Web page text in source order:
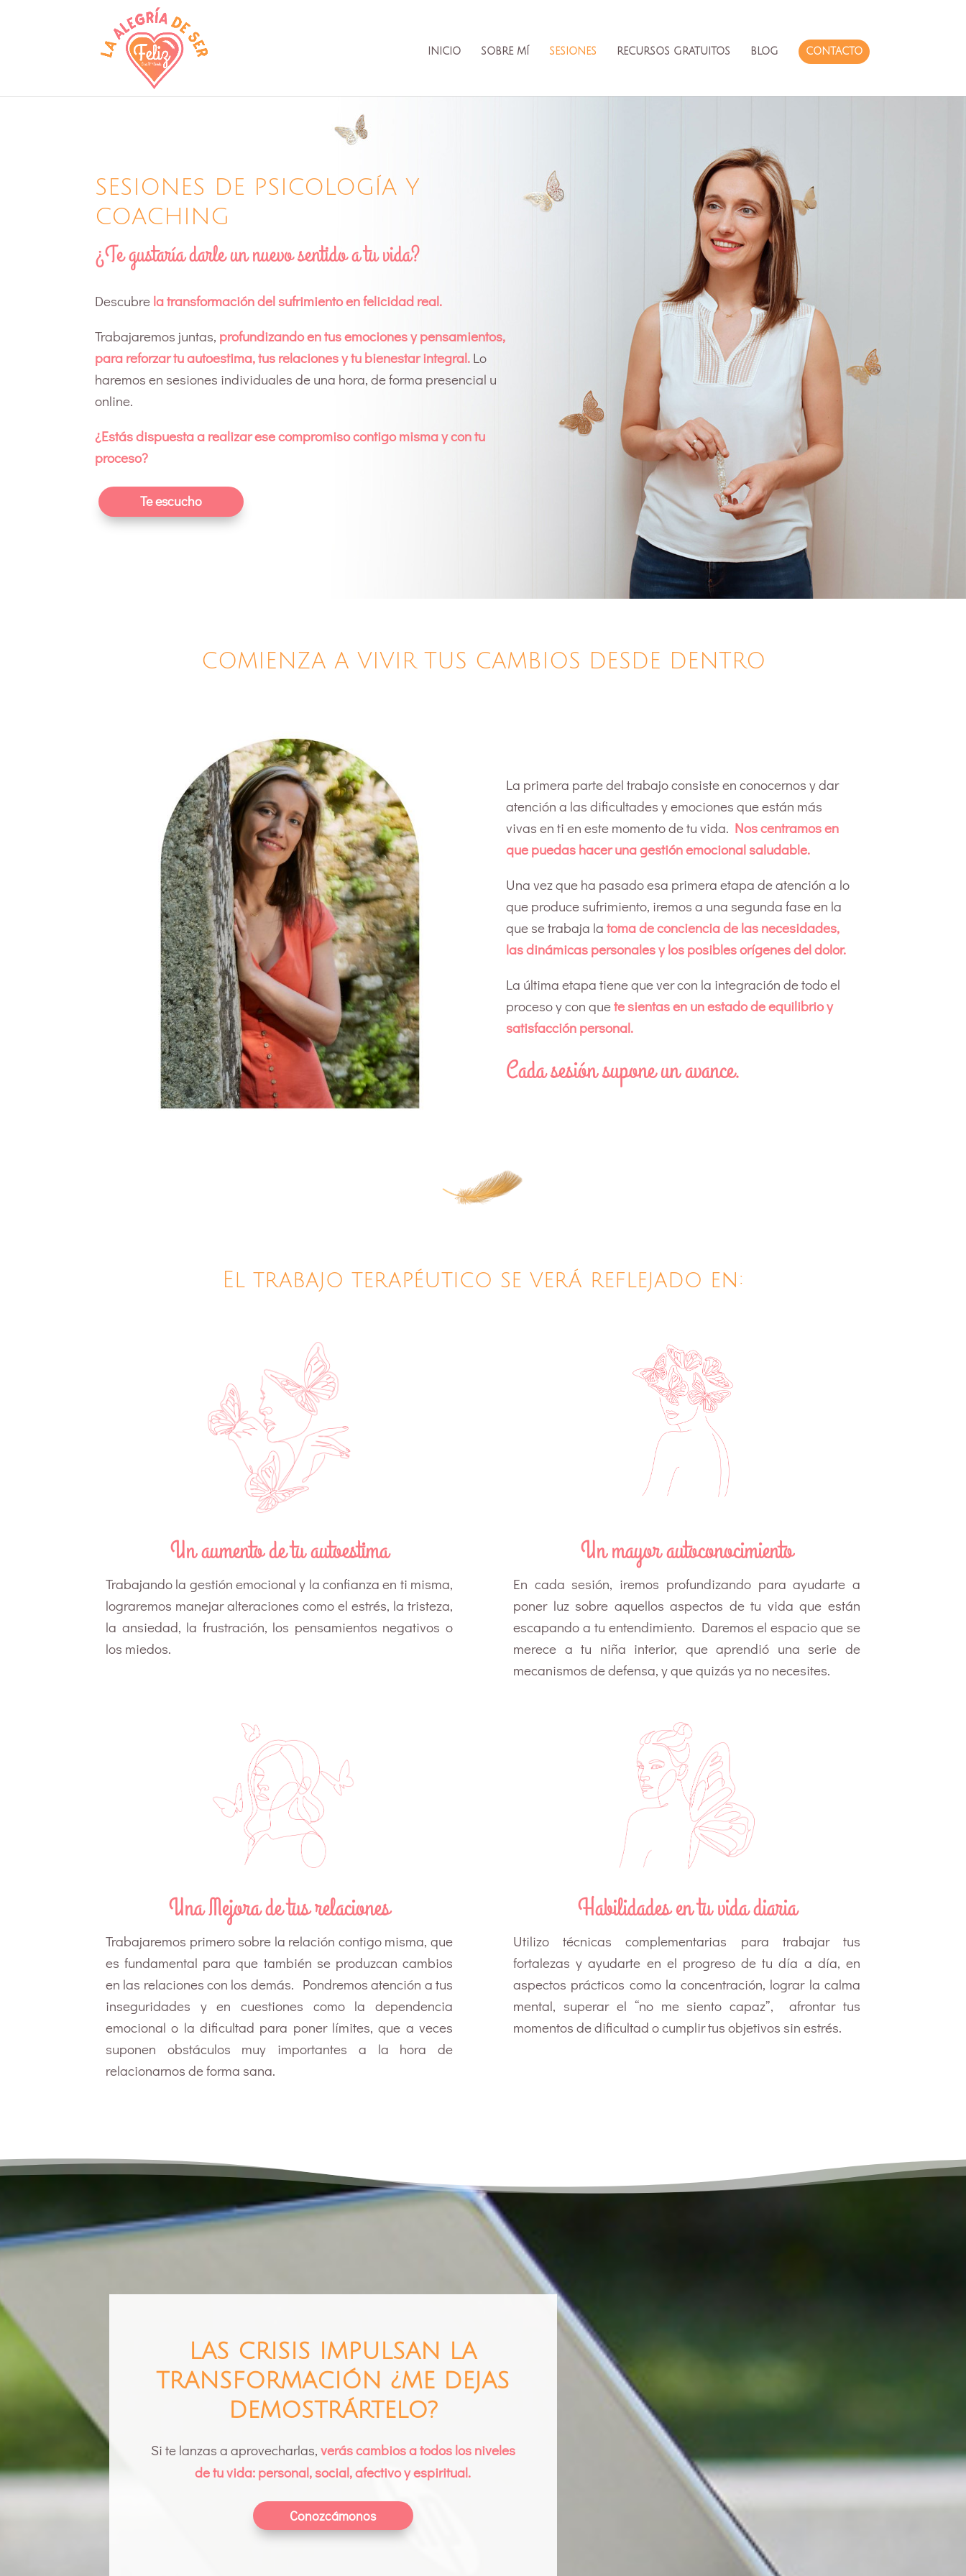
INICIO SOBRE MÍ SESIONES RECURSOS GRATUITOS BLOG CONTACTO
SESIONES DE PSICOLOGÍA Y
COACHING
¿Te gustaría darle un nuevo sentido a tu vida?
Descubre la transformación del sufrimiento en felicidad real.
Trabajaremos juntas, profundizando en tus emociones y pensamientos,
para reforzar tu autoestima, tus relaciones y tu bienestar integral. Lo
haremos en sesiones individuales de una hora, de forma presencial u
online.
¿Estás dispuesta a realizar ese compromiso contigo misma y con tu
proceso?
Te escucho
COMIENZA A VIVIR TUS CAMBIOS DESDE DENTRO
La primera parte del trabajo consiste en conocernos y dar
atención a las dificultades y emociones que están más
vivas en ti en este momento de tu vida. Nos centramos en
que puedas hacer una gestión emocional saludable.
Una vez que ha pasado esa primera etapa de atención a lo
que produce sufrimiento, iremos a una segunda fase en la
que se trabaja latoma de conciencia de las necesidades,
las dinámicas personales y los posibles orígenes del dolor.
La última etapa tiene que ver con la integración de todo el
proceso y con quete sientas en un estado de equilibrio y
satisfacción personal.
Cada sesión supone un avance.
El trabajo terapéutico se verá reflejado en:
Un aumento de tu autoestima
Trabajando la gestión emocional y la confianza en ti misma,
lograremos manejar alteraciones como el estrés, la tristeza,
la ansiedad, la frustración, los pensamientos negativos o
los miedos.
Un mayor autoconocimiento
En cada sesión, iremos profundizando para ayudarte a
poner luz sobre aquellos aspectos de tu vida que están
escapando a tu entendimiento. Daremos el espacio que se
merece a tu niña interior, que aprendió una serie de
mecanismos de defensa, y que quizás ya no necesites.
Una Mejora de tus relaciones
Trabajaremos primero sobre la relación contigo misma, que
es fundamental para que también se produzcan cambios
en las relaciones con los demás. Pondremos atención a tus
inseguridades y en cuestiones como la dependencia
emocional o la dificultad para poner límites, que a veces
suponen obstáculos muy importantes a la hora de
relacionarnos de forma sana.
Habilidades en tu vida diaria
Utilizo técnicas complementarias para trabajar tus
fortalezas y ayudarte en el progreso de tu día a día, en
aspectos prácticos como la concentración, lograr la calma
mental, superar el “no me siento capaz”, afrontar tus
momentos de dificultad o cumplir tus objetivos sin estrés.
LAS CRISIS IMPULSAN LA
TRANSFORMACIÓN ¿ME DEJAS
DEMOSTRÁRTELO?
Si te lanzas a aprovecharlas, verás cambios a todos los niveles
de tu vida: personal, social, afectivo y espiritual.
Conozcámonos